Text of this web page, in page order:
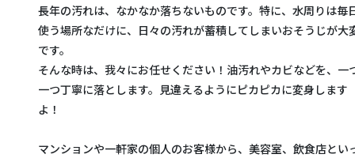
長年の汚れは、なかなか落ちないものです。特に、水周りは毎
使う場所なだけに、日々の汚れが蓄積してしまいおそうじが大
です。
そんな時は、我々にお任せください！油汚れやカビなどを、一
一つ丁寧に落とします。見違えるようにピカピカに変身します
よ！
マンションや一軒家の個人のお客様から、美容室、飲食店とい